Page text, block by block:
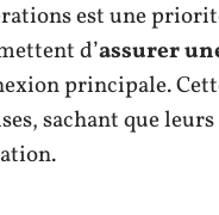
est une
d’assurer
principale.
sachant que